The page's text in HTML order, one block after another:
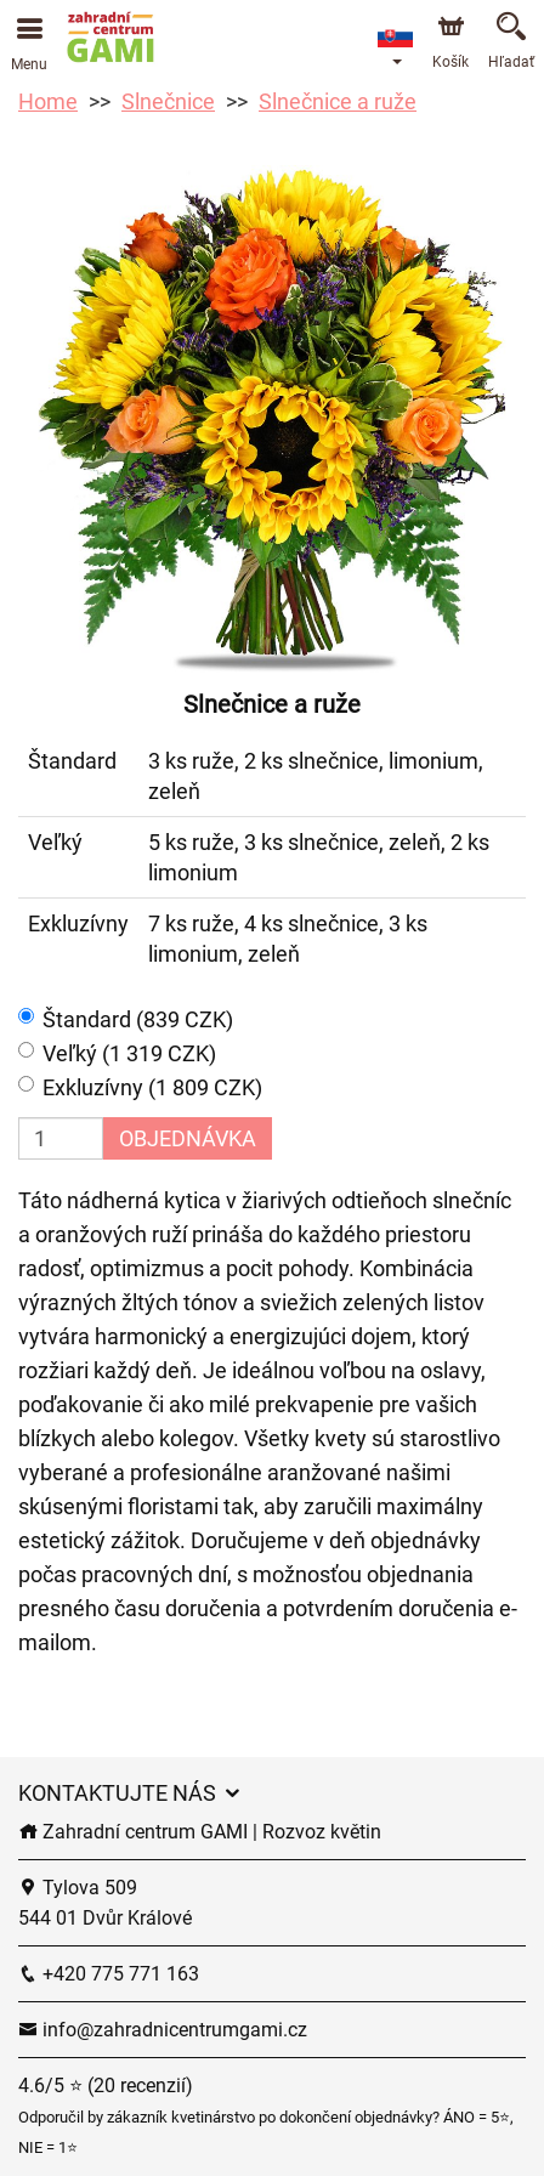
Menu Košík Hľadať
Home Slnečnice Slnečnice a ruže
Slnečnice a ruže
Štandard
3 ks ruže, 2 ks slnečnice, limonium,
zeleň
Veľký
5 ks ruže, 3 ks slnečnice, zeleň, 2 ks
limonium
Exkluzívny
7 ks ruže, 4 ks slnečnice, 3 ks
limonium, zeleň
Štandard (839 CZK)
Veľký (1 319 CZK)
Exkluzívny (1 809 CZK)
OBJEDNÁVKA
Táto nádherná kytica v žiarivých odtieňoch slnečníc
a oranžových ruží prináša do každého priestoru
radosť, optimizmus a pocit pohody. Kombinácia
výrazných žltých tónov a sviežich zelených listov
vytvára harmonický a energizujúci dojem, ktorý
rozžiari každý deň. Je ideálnou voľbou na oslavy,
poďakovanie či ako milé prekvapenie pre vašich
blízkych alebo kolegov. Všetky kvety sú starostlivo
vyberané a profesionálne aranžované našimi
skúsenými floristami tak, aby zaručili maximálny
estetický zážitok. Doručujeme v deň objednávky
počas pracovných dní, s možnosťou objednania
presného času doručenia a potvrdením doručenia e-
mailom.
KONTAKTUJTE NÁS
Zahradní centrum GAMI | Rozvoz květin
Tylova 509
544 01 Dvůr Králové
+420 775 771 163
info@zahradnicentrumgami.cz
4.6/5 ⭐ (20 recenzií)
Odporučil by zákazník kvetinárstvo po dokončení objednávky? ÁNO = 5⭐,
NIE = 1⭐